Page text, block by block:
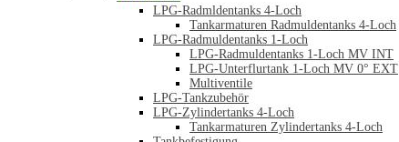
LPG-Radmldentanks 4-Loch
Tankarmaturen Radmuldentanks 4-Loch
LPG-Radmuldentanks 1-Loch
LPG-Radmuldentanks 1-Loch MV INT
LPG-Unterflurtank 1-Loch MV 0° EXT
Multiventile
LPG-Tankzubehör
LPG-Zylindertanks 4-Loch
Tankarmaturen Zylindertanks 4-Loch